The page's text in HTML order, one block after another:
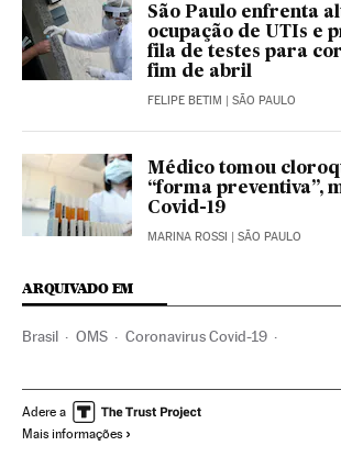
São Paulo enfrenta
ocupação de UTIs e
fila de testes para
fim de abril
FELIPE BETIM | SÃO PAULO
Médico tomou
“forma preventiva”,
Covid-19
MARINA ROSSI | SÃO PAULO
ARQUIVADO EM
Brasil OMS Coronavirus Covid-19
Doenças infecciosas Doenças respiratórias
Ministério Saúde
Adere a
Mais informações